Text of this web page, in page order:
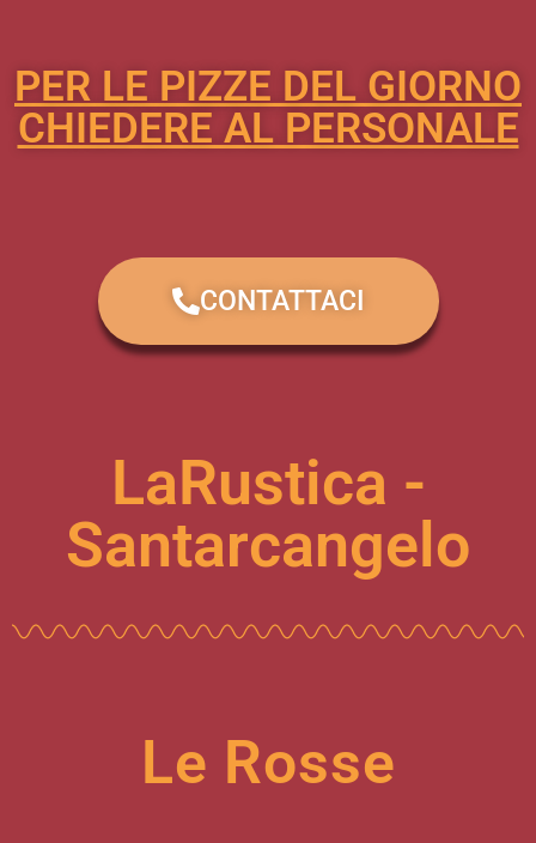
PER LE PIZZE DEL GIORNO
CHIEDERE AL PERSONALE
CONTATTACI
LaRustica -
Santarcangelo
Le Rosse